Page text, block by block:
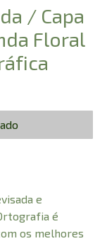
/ Capa
Floral
e
é
os melhores